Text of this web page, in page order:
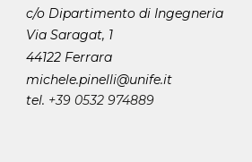
c/o Dipartimento di Ingegneria
Via Saragat, 1
44122 Ferrara
michele.pinelli@unife.it
tel. +39 0532 974889